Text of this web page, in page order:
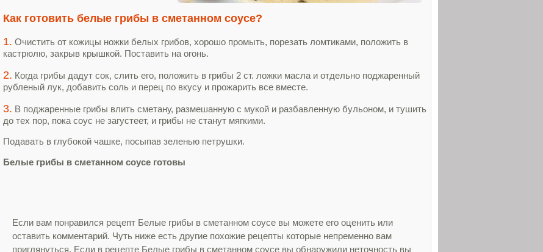
Как готовить белые грибы в сметанном соусе?
1. Очистить от кожицы ножки белых грибов, хорошо промыть, порезать ломтиками, положить в
кастрюлю, закрыв крышкой. Поставить на огонь.
2. Когда грибы дадут сок, слить его, положить в грибы 2 ст. ложки масла и отдельно поджаренный
рубленый лук, добавить соль и перец по вкусу и прожарить все вместе.
3. B поджаренные грибы влить сметану, размешанную c мукой и разбавленную бульоном, и тушить
до тех пор, пока соус не загустеет, и грибы не станут мягкими.
Подавать в глубокой чашке, посыпав зеленью петрушки.
Белые грибы в сметанном соусе готовы
Если вам понравился рецепт Белые грибы в сметанном соусе вы можете его оценить или
оставить комментарий. Чуть ниже есть другие похожие рецепты которые непременно вам
приглянуться. Если в рецепте Белые грибы в сметанном соусе вы обнаружили неточность вы